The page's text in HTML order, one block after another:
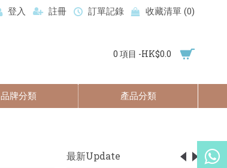
登入 註冊 訂單記錄 收藏清單 (0)
0 項目 -HK$0.0
品牌分類 產品分類
最新Update